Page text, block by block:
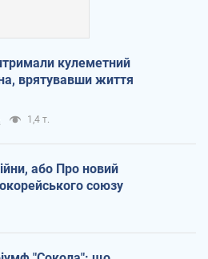
кулеметний
врятувавши життя
1,4 т.
або Про новий
союзу